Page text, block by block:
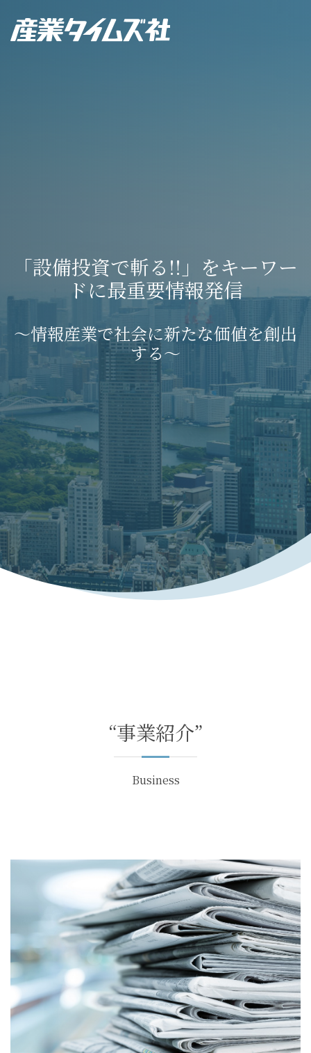
「設備投資で斬る!!」をキーワー
ドに最重要情報発信
～情報産業で社会に新たな価値を創出
する～
“事業紹介”
Business